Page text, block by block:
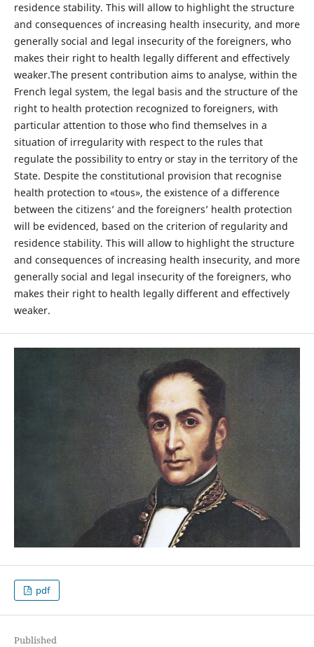
residence stability. This will allow to highlight the structure
and consequences of increasing health insecurity, and more
generally social and legal insecurity of the foreigners, who
makes their right to health legally different and effectively
weaker.The present contribution aims to analyse, within the
French legal system, the legal basis and the structure of the
right to health protection recognized to foreigners, with
particular attention to those who find themselves in a
situation of irregularity with respect to the rules that
regulate the possibility to entry or stay in the territory of the
State. Despite the constitutional provision that recognise
health protection to «tous», the existence of a difference
between the citizens’ and the foreigners’ health protection
will be evidenced, based on the criterion of regularity and
residence stability. This will allow to highlight the structure
and consequences of increasing health insecurity, and more
generally social and legal insecurity of the foreigners, who
makes their right to health legally different and effectively
weaker.
pdf
Published